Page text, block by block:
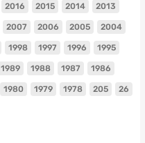
2016 2015 2014 2013
2007 2006 2005 2004
1998 1997 1996 1995
1989 1988 1987 1986
1980 1979 1978 205 26